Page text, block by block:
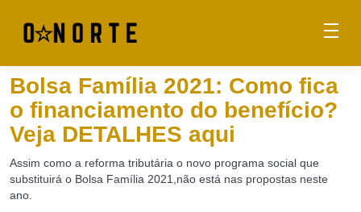
Bolsa Família 2021: Como fica
o financiamento do benefício?
Veja DETALHES aqui
Assim como a reforma tributária o novo programa social que
substituirá o Bolsa Família 2021,não está nas propostas neste
ano.